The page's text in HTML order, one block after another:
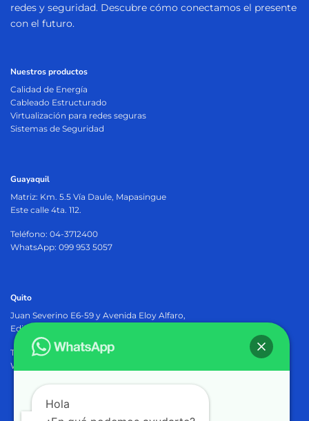
redes y seguridad. Descubre cómo conectamos el presente
con el futuro.
Nuestros productos
Calidad de Energía
Cableado Estructurado
Virtualización para redes seguras
Sistemas de Seguridad
Guayaquil
Matriz: Km. 5.5 Vía Daule, Mapasingue
Este calle 4ta. 112.
Teléfono: 04-3712400
WhatsApp: 099 953 5057
Quito
Juan Severino E6-59 y Avenida Eloy Alfaro,
Edificio Osiris Plaza, PB.
Teléfono: 02-2905402
WhatsApp: 099 953 5057
Hola